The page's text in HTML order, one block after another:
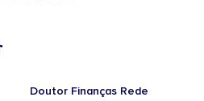
Doutor Finanças Rede